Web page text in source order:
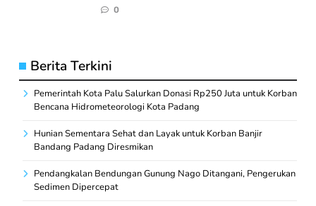
0
Berita Terkini
Pemerintah Kota Palu Salurkan Donasi Rp250 Juta untuk Korban
Bencana Hidrometeorologi Kota Padang
Hunian Sementara Sehat dan Layak untuk Korban Banjir
Bandang Padang Diresmikan
Pendangkalan Bendungan Gunung Nago Ditangani, Pengerukan
Sedimen Dipercepat